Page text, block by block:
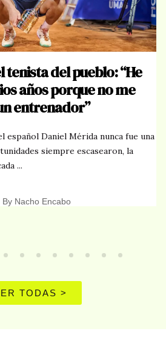
“He
no me
nunca fue una
escasearon, la
El
surcoreano
podido
TODAS >